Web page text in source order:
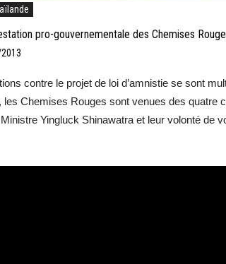
pro-gouvernementale des Chemises
contre le projet de loi d’amnistie se sont
les Chemises Rouges sont venues des quatre
Yingluck Shinawatra et leur volonté de